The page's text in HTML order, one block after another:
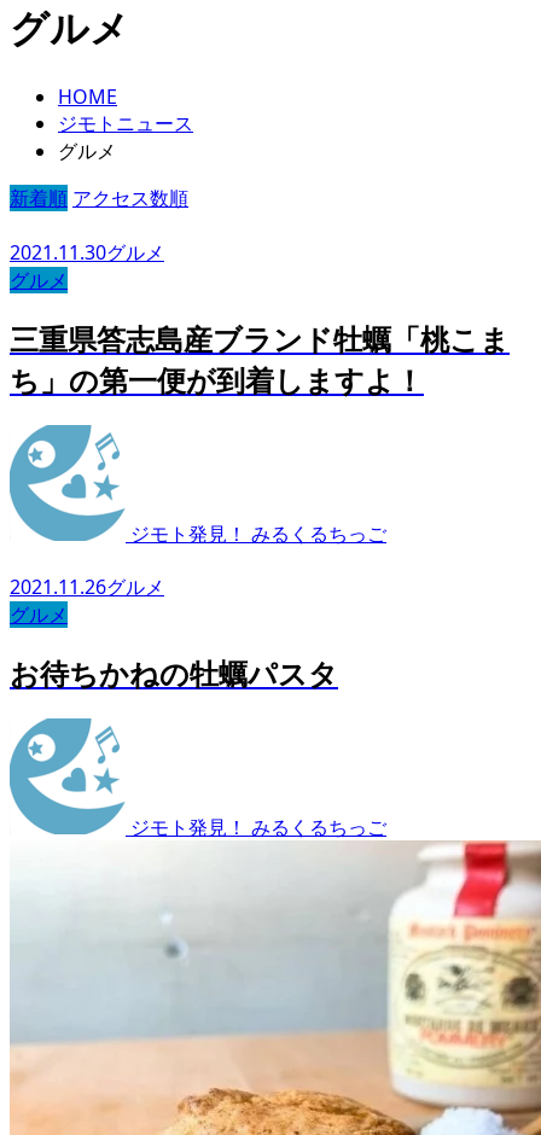
グルメ
HOME
ジモトニュース
グルメ
新着順 アクセス数順
2021.11.30グルメ
グルメ
三重県答志島産ブランド牡蠣「桃こま
ち」の第一便が到着しますよ！
ジモト発見！ みるくるちっご
2021.11.26グルメ
グルメ
お待ちかねの牡蠣パスタ
ジモト発見！ みるくるちっご